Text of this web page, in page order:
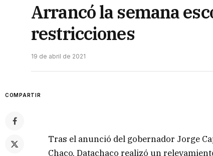
Arrancó la semana
restricciones
19 de abril de 2021
COMPARTIR
Tras el anunció del gobernador Jorge
Chaco, Datachaco realizó un